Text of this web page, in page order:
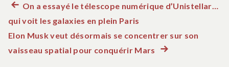
Navigation
de
Article
précédent :
On a essayé le télescope numérique d’Unistellar…
qui voit les galaxies en plein Paris
Elon Musk veut désormais se concentrer sur son
vaisseau spatial pour conquérir Mars
Article